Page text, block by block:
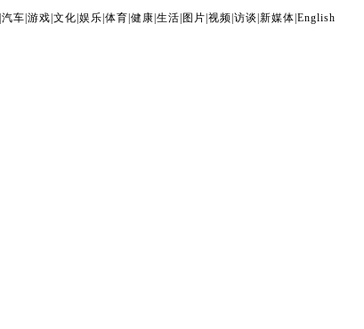
汽车 游戏 文化 娱乐 体育 健康 生活 图片 视频 访谈 新媒体 English